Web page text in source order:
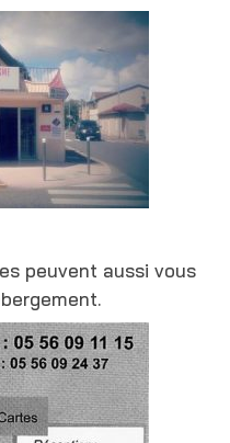
peuvent aussi vous